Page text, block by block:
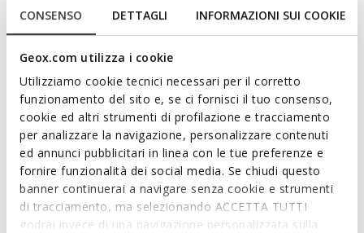
CONSENSO DETTAGLI INFORMAZIONI SUI COOKIE
Geox.com utilizza i cookie
Utilizziamo cookie tecnici necessari per il corretto
funzionamento del sito e, se ci fornisci il tuo consenso,
cookie ed altri strumenti di profilazione e tracciamento
per analizzare la navigazione, personalizzare contenuti
ed annunci pubblicitari in linea con le tue preferenze e
fornire funzionalità dei social media. Se chiudi questo
banner continuerai a navigare senza cookie e strumenti
di tracciamento, ma selezionando ACCETTA TUTTI
godrai invece di una navigazione personalizzata sulla
NASHIK BOY
School shoes
SUSTAINABLE
NEW FAST BOY
School shoes